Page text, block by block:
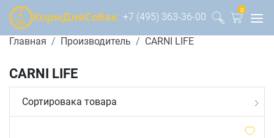
+7 (495) 363-36-00
0
Главная Производитель CARNI LIFE
CARNI LIFE
Сортировака товара